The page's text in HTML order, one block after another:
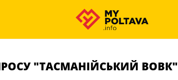
"ТАСМАНІЙСЬКИЙ ВОВК"